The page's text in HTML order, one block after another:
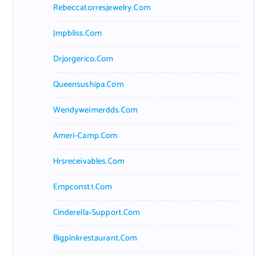
Rebeccatorresjewelry.com
Jmpbliss.com
Drjorgerico.com
Queensushipa.com
Wendyweimerdds.com
Ameri-Camp.com
Hrsreceivables.com
Empconst1.com
Cinderella-Support.com
Bigpinkrestaurant.com